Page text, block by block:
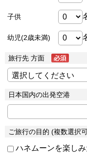
子供
幼児(2歳未満)
旅行先 方面
日本国内の出発空港
ご旅行の目的 (複数選択
ハネムーンを楽し